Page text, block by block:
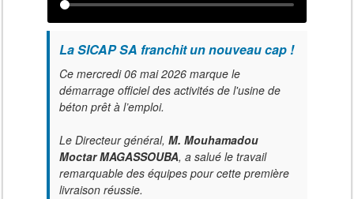
La SICAP SA franchit un nouveau cap !
Ce mercredi 06 mai 2026 marque le
démarrage officiel des activités de l'usine de
béton prêt à l’emploi.
Le Directeur général, M. Mouhamadou
Moctar MAGASSOUBA, a salué le travail
remarquable des équipes pour cette première
livraison réussie.